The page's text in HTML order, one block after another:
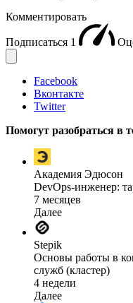
Комментировать
Подписаться 1
Facebook
Вконтакте
Twitter
Помогут разобраться в
Академия Эдюсон
DevOps-инженер:
7 месяцев
Далее
Stepik
Основы работы в
служб (кластер)
4 недели
Далее